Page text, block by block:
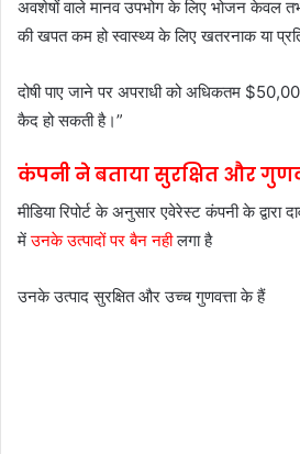
अवशेषों वाले मानव उपभोग के लिए भोजन केवल
की खपत कम हो स्वास्थ्य के लिए खतरनाक या
दोषी पाए जाने पर अपराधी को अधिकतम
कैद हो सकती है।”
कंपनी ने बताया सुरक्षित और
मीडिया रिपोर्ट के अनुसार एवेरेस्ट कंपनी के द्वारा
मेंउनके उत्पादों पर बैन नहीलगा है
उनके उत्पाद सुरक्षित और उच्च गुणवत्ता के हैं